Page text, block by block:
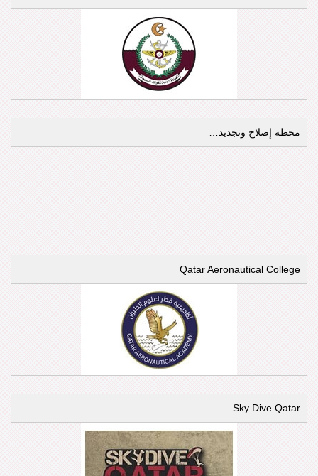
محطة إصلاح وتجديد…
Qatar Aeronautical College
Sky Dive Qatar